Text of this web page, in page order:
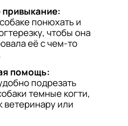
понюхать и
чтобы она
её с чем-то
помощь:
подрезать
темные когти,
ветеринару или